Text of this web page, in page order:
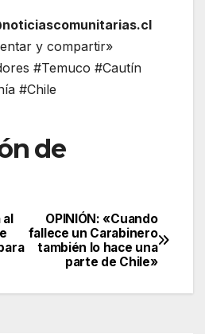
y compartir»
#Temuco #Cautín
#Chile
de
OPINIÓN: «Cuando
fallece un Carabinero
también lo hace una
parte de Chile»
al